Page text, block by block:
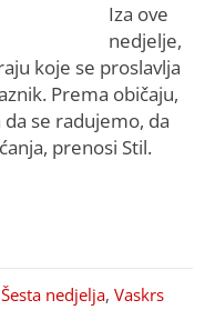
Iza ove
nedjelje,
koje se proslavlja
Prema običaju,
se radujemo, da
prenosi Stil.
Šesta nedjelja,Vaskrs